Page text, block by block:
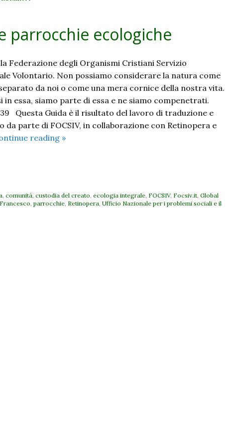
parrocchie ecologiche
Federazione degli Organismi Cristiani Servizio
Volontario. Non possiamo considerare la natura come
da noi o come una mera cornice della nostra vita.
in essa, siamo parte di essa e ne siamo compenetrati.
Questa Guida è il risultato del lavoro di traduzione e
da parte di FOCSIV, in collaborazione con Retinopera e
reading Guida
ecologiche
»
, comunità, custodia del creato, ecologia integrale, FOCSIV, Focsiv.it, Global
, parrocchie, Retinopera, Ufficio Nazionale per i problemi sociali e il